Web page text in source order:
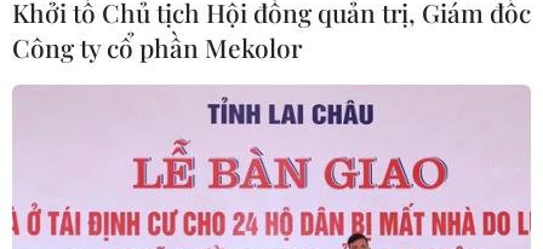
Khởi tố Chủ tịch Hội đồng quản trị, Giám đốc
Công ty cổ phần Mekolor